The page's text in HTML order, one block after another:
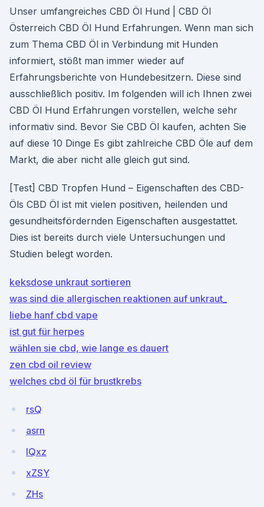
Unser umfangreiches CBD Öl Hund | CBD Öl
Österreich CBD Öl Hund Erfahrungen. Wenn man sich
zum Thema CBD Öl in Verbindung mit Hunden
informiert, stößt man immer wieder auf
Erfahrungsberichte von Hundebesitzern. Diese sind
ausschließlich positiv. Im folgenden will ich Ihnen zwei
CBD Öl Hund Erfahrungen vorstellen, welche sehr
informativ sind. Bevor Sie CBD Öl kaufen, achten Sie
auf diese 10 Dinge Es gibt zahlreiche CBD Öle auf dem
Markt, die aber nicht alle gleich gut sind.
[Test] CBD Tropfen Hund – Eigenschaften des CBD-
Öls CBD Öl ist mit vielen positiven, heilenden und
gesundheitsfördernden Eigenschaften ausgestattet.
Dies ist bereits durch viele Untersuchungen und
Studien belegt worden.
keksdose unkraut sortieren
was sind die allergischen reaktionen auf unkraut_
liebe hanf cbd vape
ist gut für herpes
wählen sie cbd, wie lange es dauert
zen cbd oil review
welches cbd öl für brustkrebs
rsQ
asrn
IQxz
xZSY
ZHs